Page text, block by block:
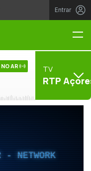
Entrar
NO AR TV
RTP
- NETWORK